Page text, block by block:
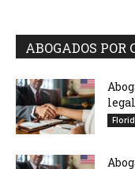
ABOGADOS POR
legal